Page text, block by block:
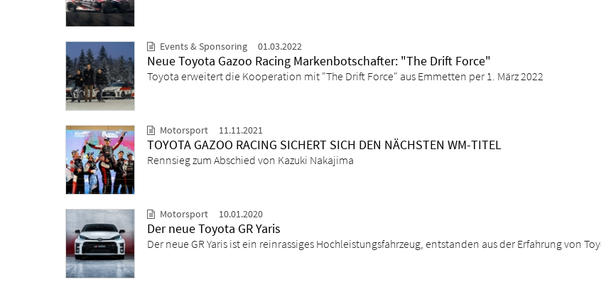
Events & Sponsoring 01.03.2022
Neue Toyota Gazoo Racing Markenbotschafter: "The Drift Force"
Toyota erweitert die Kooperation mit "The Drift Force" aus Emmetten per 1. März 2022
Motorsport 11.11.2021
TOYOTA GAZOO RACING SICHERT SICH DEN NÄCHSTEN WM-TITEL
Rennsieg zum Abschied von Kazuki Nakajima
Motorsport 10.01.2020
Der neue Toyota GR Yaris
Der neue GR Yaris ist ein reinrassiges Hochleistungsfahrzeug, entstanden aus der Erfahrung von